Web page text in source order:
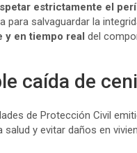
estrictamente el
para salvaguardar la
y en tiempo real del
caída de
de Protección Civil
salud y evitar daños en